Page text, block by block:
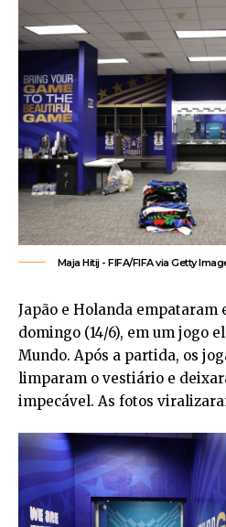
Maja Hitij - FIFA/FIFA via Getty
Japão e Holanda empataram
domingo (14/6), em um jogo
Mundo. Após a partida, os
limparam o vestiário e
impecável. As fotos